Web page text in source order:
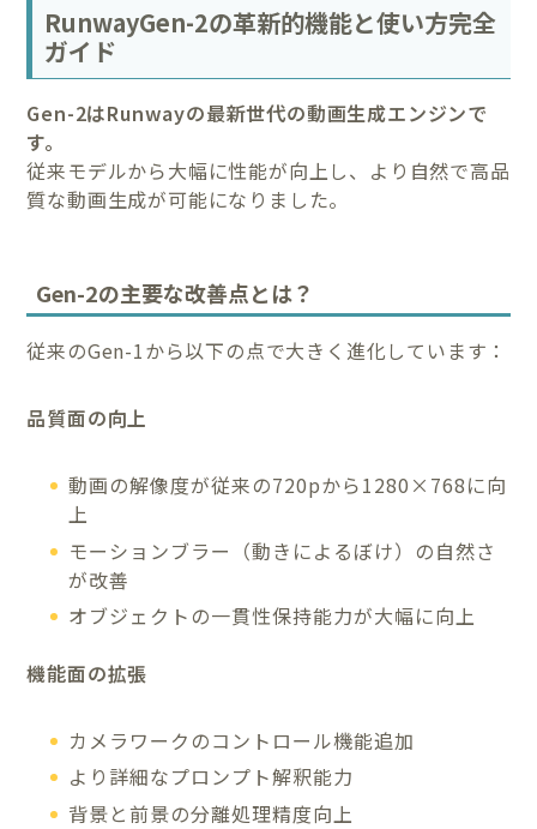
RunwayGen-2の革新的機能と使い方完全
ガイド
Gen-2はRunwayの最新世代の動画生成エンジンで
す。
従来モデルから大幅に性能が向上し、より自然で高品
質な動画生成が可能になりました。
Gen-2の主要な改善点とは？
従来のGen-1から以下の点で大きく進化しています：
品質面の向上
動画の解像度が従来の720pから1280×768に向
上
モーションブラー（動きによるぼけ）の自然さ
が改善
オブジェクトの一貫性保持能力が大幅に向上
機能面の拡張
カメラワークのコントロール機能追加
より詳細なプロンプト解釈能力
背景と前景の分離処理精度向上